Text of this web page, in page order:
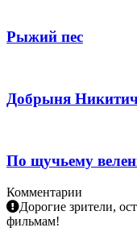
Рыжий пес
Добрыня
По щучьему
Комментарии
Дорогие зрители,
фильмам!